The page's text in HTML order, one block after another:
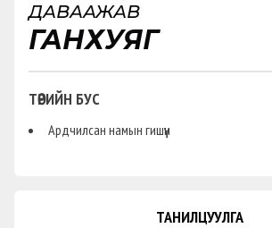
ДАВААЖАВ
ГАНХУЯГ
ТӨРИЙН БУС
Ардчилсан намын гишүүн
ТАНИЛЦУУЛГА